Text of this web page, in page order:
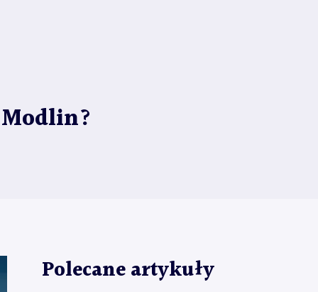
Polecane artykuły